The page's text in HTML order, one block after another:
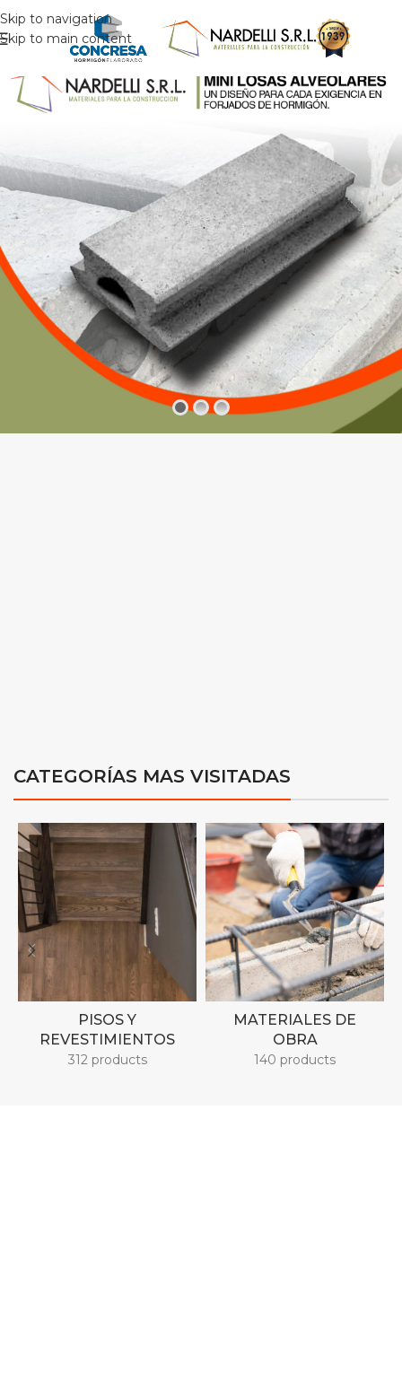
Skip to navigation
Skip to main content
CATEGORÍAS MAS VISITADAS
PISOS Y
REVESTIMIENTOS
312 products
MATERIALES DE
OBRA
140 products